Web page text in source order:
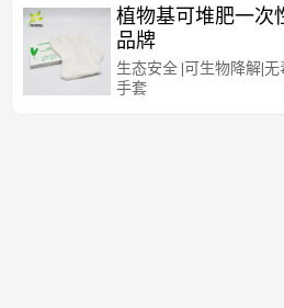
植物基可堆肥一次
品牌
生态安全 |可生物降解|无
手套